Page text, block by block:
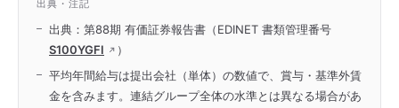
出典・注記
出典：第88期 有価証券報告書（EDINET 書類管理番号
S100YGFI
）
平均年間給与は提出会社（単体）の数値で、賞与・基準外賃
金を含みます。連結グループ全体の水準とは異なる場合があ